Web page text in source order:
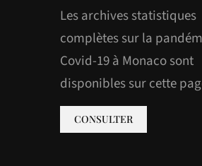
Les archives statistiques
complètes sur la
Covid-19 à Monaco sont
disponibles sur cette
CONSULTER